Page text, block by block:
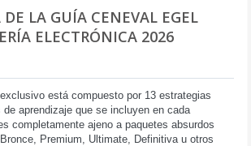
DE LA GUÍA CENEVAL EGEL
ELECTRÓNICA 2026
está compuesto por 13 estrategias
de aprendizaje que se incluyen en cada
completamente ajeno a paquetes absurdos
Premium, Ultimate, Definitiva u otros